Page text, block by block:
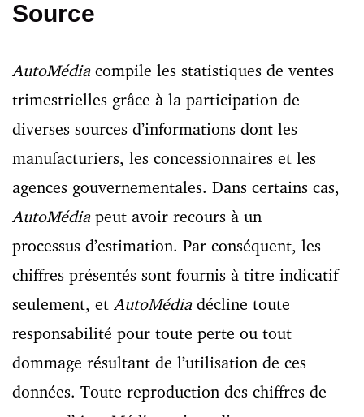
Source
AutoMédiacompile les statistiques de ventes
trimestrielles grâce à ​la participation de
diverses sources d’informations​ dont les
manufacturiers, les concessionnaires et les
agences gouvernementales. Dans certains cas,
AutoMédiapeut avoir recours à un
processus d’estimation. Par conséquent, les
chiffres présentés sont fournis à titre indicatif
seulement, et AutoMédiadécline toute
responsabilité pour toute perte ou tout
dommage résultant de l’utilisation de ces
données. Toute reproduction des chiffres de